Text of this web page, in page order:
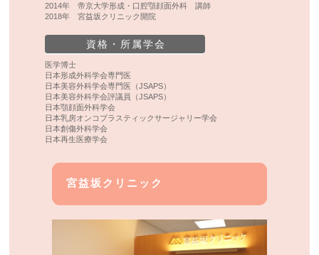
2014年 帝京大学形成・口腔顎顔面外科 講師
2018年 宮益坂クリニック開院
資格・所属学会
医学博士
日本形成外科学会専門医
日本美容外科学会専門医（JSAPS）
日本美容外科学会評議員（JSAPS）
日本顎顔面外科学会
日本乳房オンコプラスティックサージャリー学会
日本創傷外科学会
日本再生医療学会
宮益坂クリニック